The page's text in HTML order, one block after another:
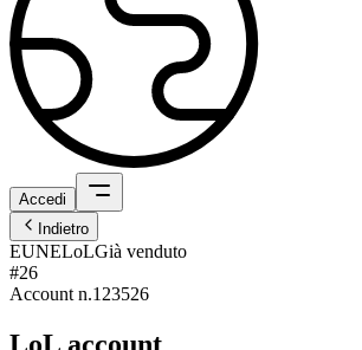
Accedi
Indietro
EUNELoLGià venduto
#26
Account n.123526
LoL account